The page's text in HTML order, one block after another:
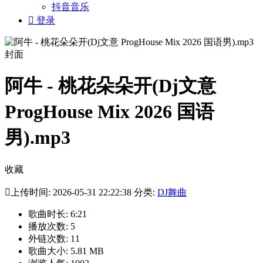
抖音音乐
 登录
阿牛 - 桃花朵朵开(Dj文意
ProgHouse Mix 2026 国语
男).mp3
收藏
 上传时间: 2026-05-31 22:22:38 分类: DJ舞曲
歌曲时长: 6:21
播放次数: 5
外链次数: 11
歌曲大小: 5.81 MB